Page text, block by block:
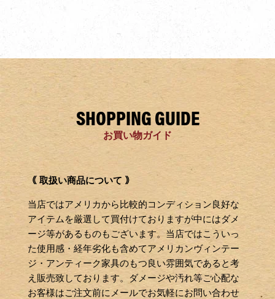
SHOPPING GUIDE
お買い物ガイド
｟ 取扱い商品について ｠
当店ではアメリカから比較的コンディション良好な
アイテムを厳選して買付けておりますが中にはダメ
ージ等があるものもございます。当店ではこういっ
た使用感・経年劣化も含めてアメリカンヴィンテー
ジ・アンティーク家具のもつ良い雰囲気であると考
え販売致しております。ダメージや汚れ等ご心配な
お客様はご注文前にメールでお気軽にお問い合わせ